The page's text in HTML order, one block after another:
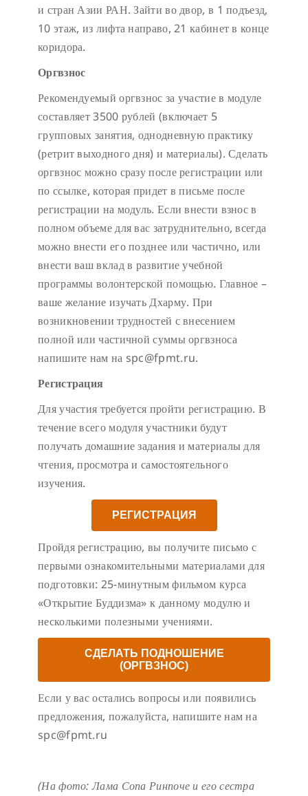
и стран Азии РАН. Зайти во двор, в 1 подъезд,
10 этаж, из лифта направо, 21 кабинет в конце
коридора.
Оргвзнос
Рекомендуемый оргвзнос за участие в модуле
составляет 3500 рублей (включает 5
групповых занятия, однодневную практику
(ретрит выходного дня) и материалы). Сделать
оргвзнос можно сразу после регистрации или
по ссылке, которая придет в письме после
регистрации на модуль. Если внести взнос в
полном объеме для вас затруднительно, всегда
можно внести его позднее или частично, или
внести ваш вклад в развитие учебной
программы волонтерской помощью. Главное –
ваше желание изучать Дхарму. При
возникновении трудностей с внесением
полной или частичной суммы оргвзноса
напишите нам на spc@fpmt.ru.
Регистрация
Для участия требуется пройти регистрацию. В
течение всего модуля участники будут
получать домашние задания и материалы для
чтения, просмотра и самостоятельного
изучения.
РЕГИСТРАЦИЯ
Пройдя регистрацию, вы получите письмо с
первыми ознакомительными материалами для
подготовки: 25-минутным фильмом курса
«Открытие Буддизма» к данному модулю и
несколькими полезными учениями.
СДЕЛАТЬ ПОДНОШЕНИЕ
(ОРГВЗНОС)
Если у вас остались вопросы или появились
предложения, пожалуйста, напишите нам на
spc@fpmt.ru
(На фото: Лама Сопа Ринпоче и его сестра